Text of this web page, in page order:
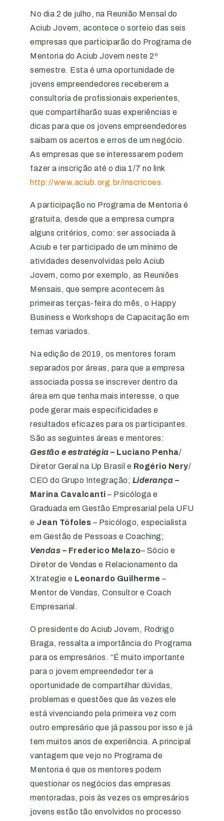
No dia 2 de julho, na Reunião Mensal do
Aciub Jovem, acontece o sorteio das seis
empresas que participarão do Programa de
Mentoria do Aciub Jovem neste 2º
semestre. Esta é uma oportunidade de
jovens empreendedores receberem a
consultoria de profissionais experientes,
que compartilharão suas experiências e
dicas para que os jovens empreendedores
saibam os acertos e erros de um negócio.
As empresas que se interessarem podem
fazer a inscrição até o dia 1/7 no link
http://www.aciub.org.br/inscricoes.
A participação no Programa de Mentoria é
gratuita, desde que a empresa cumpra
alguns critérios, como: ser associada à
Aciub e ter participado de um mínimo de
atividades desenvolvidas pelo Aciub
Jovem, como por exemplo, as Reuniões
Mensais, que sempre acontecem às
primeiras terças-feira do mês, o Happy
Business e Workshops de Capacitação em
temas variados.
Na edição de 2019, os mentores foram
separados por áreas, para que a empresa
associada possa se inscrever dentro da
área em que tenha mais interesse, o que
pode gerar mais especificidades e
resultados eficazes para os participantes.
São as seguintes áreas e mentores:
Gestão e estratégia – Luciano Penha/
Diretor Geral na Up Brasil e Rogério Nery/
CEO do Grupo Integração; Liderança –
Marina Cavalcanti – Psicóloga e
Graduada em Gestão Empresarial pela UFU
e Jean Tófoles – Psicólogo, especialista
em Gestão de Pessoas e Coaching;
Vendas – Frederico Melazo– Sócio e
Diretor de Vendas e Relacionamento da
Xtrategie e Leonardo Guilherme –
Mentor de Vendas, Consultor e Coach
Empresarial.
O presidente do Aciub Jovem, Rodrigo
Braga, ressalta a importância do Programa
para os empresários. “É muito importante
para o jovem empreendedor ter a
oportunidade de compartilhar dúvidas,
problemas e questões que às vezes ele
está vivenciando pela primeira vez com
outro empresário que já passou por isso e já
tem muitos anos de experiência. A principal
vantagem que vejo no Programa de
Mentoria é que os mentores podem
questionar os negócios das empresas
mentoradas, pois às vezes os empresários
jovens estão tão envolvidos no processo